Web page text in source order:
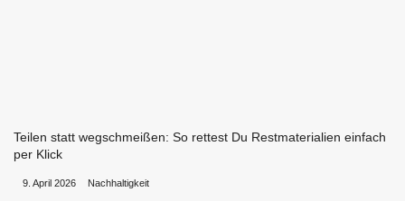
Teilen statt wegschmeißen: So rettest Du Restmaterialien einfach
per Klick
9. April 2026 Nachhaltigkeit